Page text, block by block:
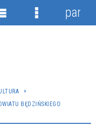
BĘDZIŃSKIEGO
Menu
panel